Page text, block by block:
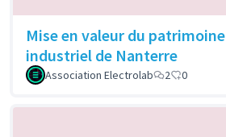
Mise en valeur du patrimoine
industriel de Nanterre
Association Electrolab 2 0